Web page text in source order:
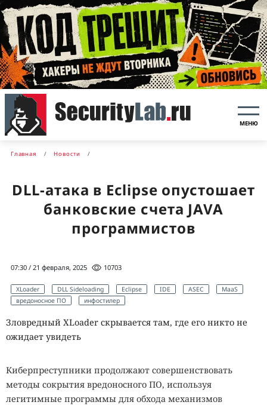
МЕНЮ
Главная Новости
DLL-атака в Eclipse опустошает
банковские счета JAVA
программистов
07:30 / 21 февраля, 2025 10703
XLoader DLL Sideloading Eclipse IDE ASEC
MaaS
вредоносное ПО
инфостилер
Зловредный XLoader скрывается там, где его никто не
ожидает увидеть
Киберпреступники продолжают совершенствовать
методы сокрытия вредоносного ПО, используя
легитимные программы для обхода механизмов